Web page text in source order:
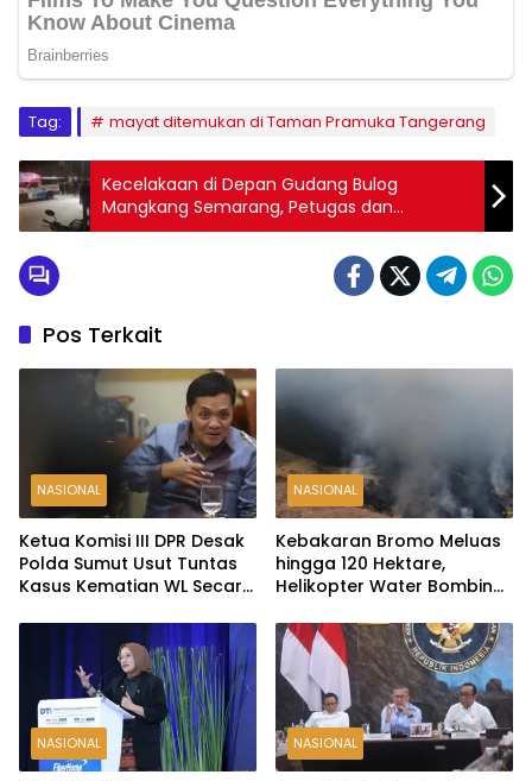
Tag: mayat ditemukan di Taman Pramuka Tangerang
Kecelakaan di Depan Gudang Bulog
Mangkang Semarang, Petugas dan
Ambulans Siaga di Lokasi
Pos Terkait
NASIONAL
Ketua Komisi III DPR Desak
Polda Sumut Usut Tuntas
Kasus Kematian WL Secara
NASIONAL
Kebakaran Bromo Meluas
hingga 120 Hektare,
Helikopter Water Bombing
NASIONAL NASIONAL